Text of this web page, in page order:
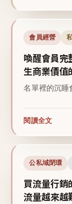
會員經營
喚醒會員完
生商業價值
名單裡的沉睡
閱讀全文
公私域閉環
買流量行銷
流量越來越